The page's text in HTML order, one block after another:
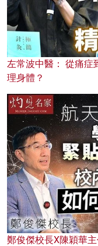
左常波中醫： 從痛症
理身體？
鄭俊傑校長X陳穎華